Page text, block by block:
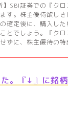
SBI証券での『ク
す。株主優待欲し
確定後に、購入し
とでしょう。『ク
ずに、株主優待の
。『↓』に銘